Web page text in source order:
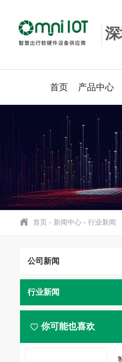
首页 产品中心
首页 - 新闻中心 -行业新闻
公司新闻
行业新闻
你可能也喜欢